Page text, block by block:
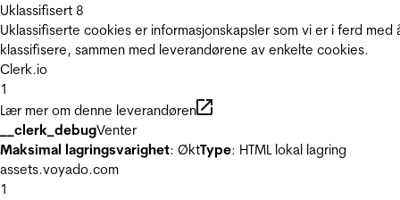
Uklassifisert 8
Uklassifiserte cookies er informasjonskapsler som vi er i ferd med
klassifisere, sammen med leverandørene av enkelte cookies.
Clerk.io
1
Lær mer om denne leverandøren
__clerk_debugVenter
Maksimal lagringsvarighet: ØktType: HTML lokal lagring
assets.voyado.com
1